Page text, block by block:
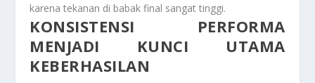
karena tekanan di babak final sangat tinggi.
KONSISTENSI PERFORMA
MENJADI KUNCI UTAMA
KEBERHASILAN